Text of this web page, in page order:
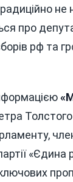
не
про
рф та
Толстого